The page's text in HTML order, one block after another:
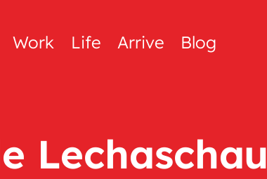
Work Life Arrive Blog
Lechaschau